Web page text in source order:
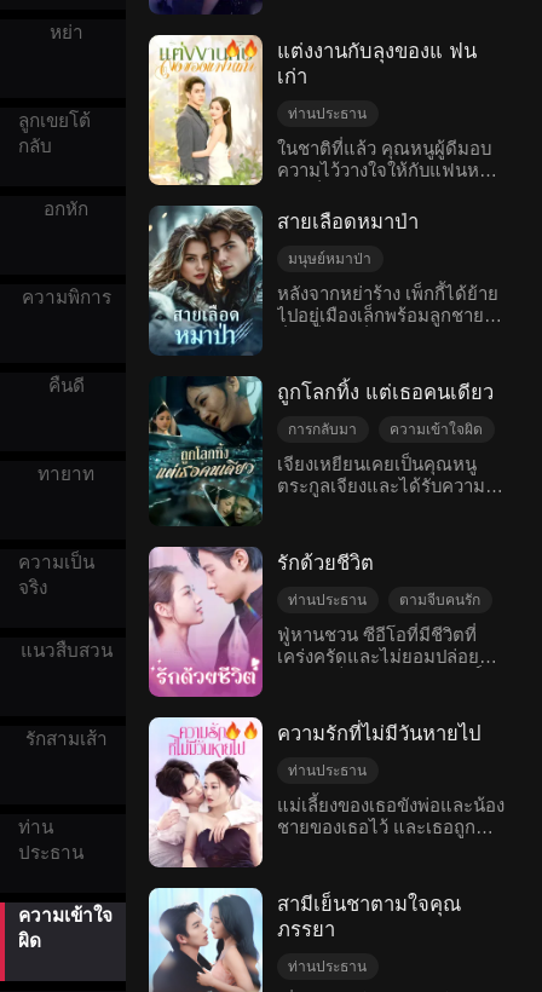
หย่า
ลูกเขยโต้
กลับ
อกหัก
ความพิการ
คืนดี
ทายาท
ความเป็น
จริง
แนวสืบสวน
รักสามเส้า
ท่าน
ประธาน
ความเข้าใจ
ผิด
ในช่วงเวลาสำคัญ ฮั่วจิ้นถิงได้
คลายความเข้าใจผิดและรู้ว่า
เขา เขาจึงปรากฏตัวขึ้นอย่าง
กับวีรบุรุษเพื่อช่วยเหลือเธอ
และครอบครัวของเธอให้พ้น
จากความเดือดร้อน ทั้ง
ความรักและเอาใจใส่เธอ
อย่างเต็มที่!
เดียวและหันกลังเดินจากไป
พร้อมกับชายคนใหม่ ผู้ชาย
เฮงซวยแบบนี้ หวังว่าชาตินี้จะ
ไม่ต้องมาเจอกันอีก......
ปล่อยตัวจากคุก เธอยังคงถูก
ฮั่วเป่ยเฉิงทรมาน และทั้งสอง
ก็ตกหลุมรักกันและต่อต้านกัน
เมื่อฮั่วเป่ยเฉิงค่อยๆค้นพบ
อย่างมาก แต่ใจที่แตกสลายนี้
จะซ่อมได้อย่างไร ความ
จะไปต่ออย่างไร?
แต่งงานกับลุงของแ ฟน
เก่า
ท่านประธาน
เอาใจสามีให้กลับมา
แก้แค้น
การต่อสู้กลับ
ในชาติที่แล้ว คุณหนูผู้ดีมอบ
ความไว้วางใจให้กับแฟนหนุ่ม
สุดท้ายได้ตายในกองเพลิง
เมื่อกลับชาติมาเกิดแล้ว มู่ชูเห
ยียนสาบันว่าจะต้องให้ชายชั่ว
หญิงร้ายคู่นั้นได้ชดเชย และ
เธอจะตอบแทนบุญคุณกับคน
ที่เข้าไปกองไฟอย่างไม่สนใจ
สายเลือดหมาป่า
มนุษย์หมาป่า
แม่เลี้ยงเดี่ยว
คืนดี
ความเข้าใจผิด
1VN
หลังจากหย่าร้าง เพ็กกี้ได้ย้าย
ไปอยู่เมืองเล็กพร้อมลูกชาย
นานเรื่องราวก็ซับซ้อนขึ้น
สำหรับแจ็กสัน เนื่องจากเขามี
พลังพิเศษและเริ่มมีพฤติกรรม
ผู้มีหน้าตาเหมือนไรเดอร์ คน
รักเก่าของเธออย่างเป๊ะ และ
ซ่อนตัวอยู่ในป่าใกล้เคียงและ
แจ็กสันดูเหมือนจะเป็นผู้
สืบทอดของฝูง นักล่าและเกร็ก
อดีตสามีของเธอได้ตาม
รบกวนเธอกับลูกชายจนบีบ
บังคับให้ทั้งสองต้องเข้าร่วมฝูง
ถูกโลกทิ้ง แต่เธอคนเดียว
การกลับมา
ความเข้าใจผิด
ความเสียใจ
ตัดขาดกับครอบครัว
เจียงเหยียนเคยเป็นคุณหนู
ตระกูลเจียงและได้รับความ
เจียงอีหรานกลับปรากฏตัวขึ้น
พร้อมกับรายงานการตรวจ
ดีเอ็นเอ เธอยืนยันว่าตนเอง
เจียง ส่วนเจียงเหยียนเป็นแค่
เด็กที่ถูกสลับตัวมาเลี้ยง เจียง
ฐานะลูกที่โดนครอบครัวทอด
ทิ้งเหมือนขยะ แต่ที่จริงแล้ว
ทั้งหมดนี้เป็นคำโกหกของ
เจียงอีหราน เธอกล่าวหาว่า
เจียงเหยียนผลักคุณย่าจน
หกล้ม ครอบครัวจึงส่งเธอไป
กลับโดนทารุณจนกลายเป็น
คนพิการ ยิ่งไปกว่านั้น คนที่
เคยเป็นครอบครัวยังสั่งให้เธอ
ไปแต่งงานกับ"ไอ้ปัญญาอ่อน"
ที่ชื่อว่าเซ่หยูนโจว เพื่อผล
รักด้วยชีวิต
ท่านประธาน
ตามจีบคนรัก
เสียใจ
ความเข้าใจผิด
อกหัก
โรแมนติกสมัยใหม่
ฟู่หานชวน ซีอีโอที่มีชีวิตที่
เคร่งครัดและไม่ยอมปล่อยตัว
ได้เกินวันสิ้นปี แต่เขาได้ค้น
พบว่า ฉือเยว่ นักศึกษา
มหาวิทยาลัยที่ยากจน เป็นร่าง
สามารถรักษาเขาได้ เพื่อ
รักษาชีวิต ฟู่หานชวนจึงแต่ง
เธอจะตกอยู่ในอันตรายถึง
ชีวิต ฟู่หานชวนที่ค่อย ๆ ตก
หลุมรักฉือเยว่ จึงต้องเผชิญกับ
การตัดสินใจที่ยากลำบาก
ความรักที่ไม่มีวันหายไป
ท่านประธาน
ความเข้าใจผิด
คืนดี
จบดี
โรแมนติกสมัยใหม่
แม่เลี้ยงของเธอขังพ่อและน้อง
ชายของเธอไว้ และเธอถูก
ต่อมา กู้ซีซี่ถูกแม่เลี้ยงของเธอ
ขายให้กับผู้ชายอีกครั้ง แต่
ชายคนนั้นกลับเป็นแฟนเก่า
ของเธอที่ถูกบังคับให้เลิกกัน
สามีเย็นชาตามใจคุณ
ภรรยา
ท่านประธาน